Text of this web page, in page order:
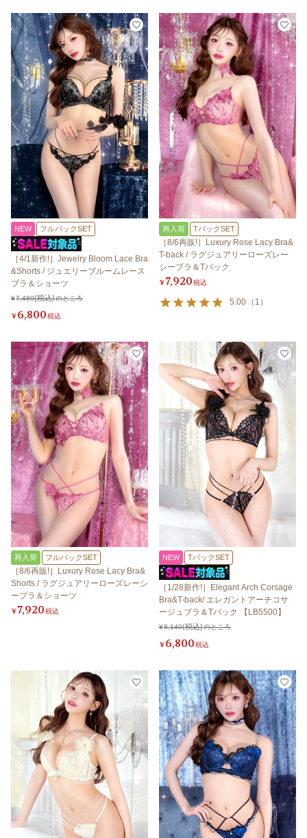
NEW フルバックSET
［4/1新作!］Jewelry Bloom Lace Bra
&Shorts / ジュエリーブルームレース
ブラ＆ショーツ
¥7,480 のところ
¥6,800税込
再入荷 TバックSET
［8/6再販!］Luxury Rose Lacy Bra&
T-back / ラグジュアリーローズレー
シーブラ＆Tバック
¥7,920税込
5.00 （ 1 ）
再入荷 フルバックSET
［8/6再販!］Luxury Rose Lacy Bra&
Shorts / ラグジュアリーローズレーシ
ーブラ＆ショーツ
¥7,920税込
NEW TバックSET
［1/28新作!］Elegant Arch Corsage
Bra&T-back/ エレガントアーチコサ
ージュブラ＆Tバック 【LB5500】
¥8,140 のところ
¥6,800税込